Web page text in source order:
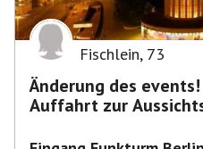
Fischlein, 73
Änderung des
Auffahrt zur